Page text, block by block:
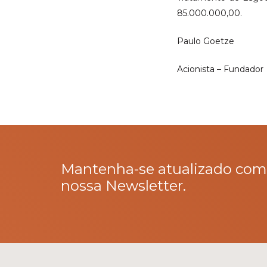
85.000.000,00.
Paulo Goetze
Acionista – Fundador
Mantenha-se atualizado
nossa Newsletter.